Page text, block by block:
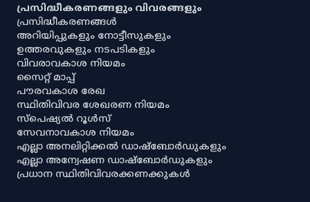
പ്രസിദ്ധീകരണങ്ങളും വിവരങ്ങളും
പ്രസിദ്ധീകരണങ്ങൾ
അറിയിപ്പുകളും നോട്ടീസുകളും
ഉത്തരവുകളും നടപടികളും
വിവരാവകാശ നിയമം
സൈറ്റ് മാപ്പ്
പൗരവകാശ രേഖ
സ്ഥിതിവിവര ശേഖരണ നിയമം
സ്‌പെഷ്യൽ റൂൾസ്
സേവനാവകാശ നിയമം
എല്ലാ അനലിറ്റിക്കൽ ഡാഷ്‌ബോർഡുകളും
എല്ലാ അന്വേഷണ ഡാഷ്‌ബോർഡുകളും
പ്രധാന സ്ഥിതിവിവരക്കണക്കുകൾ